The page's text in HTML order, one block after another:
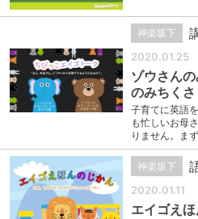
神楽坂下
2020.01.25
ゾウさん
のみちく
子育てに英語
も忙しいお母
りません。ま
神楽坂下
2020.01.11
エイゴえ